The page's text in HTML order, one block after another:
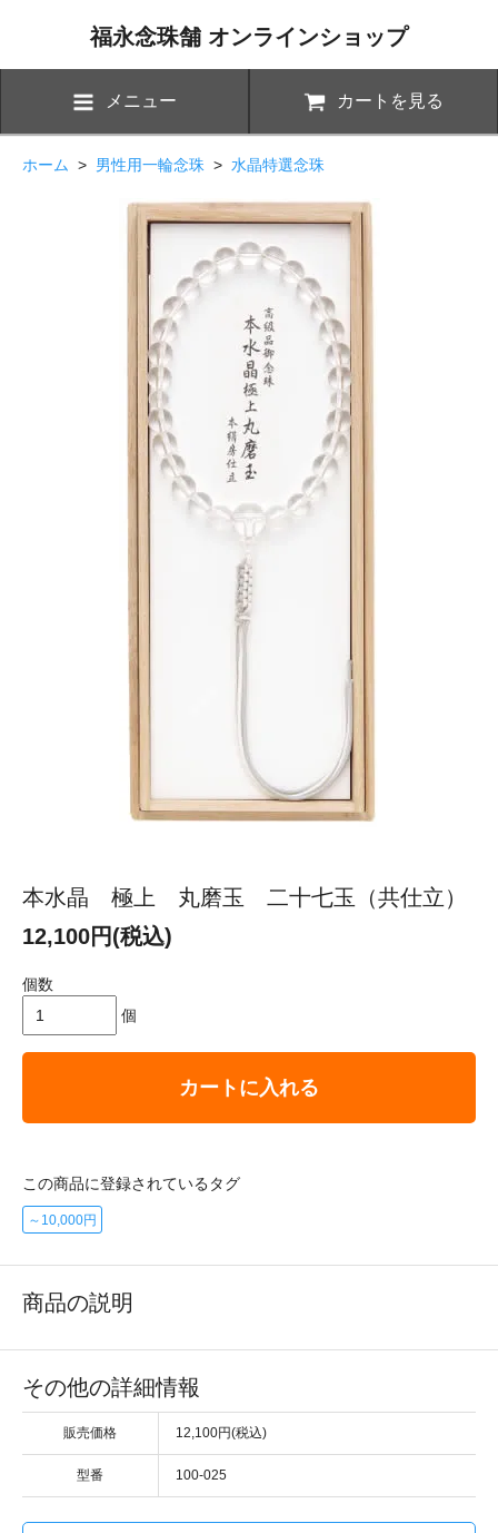
福永念珠舗 オンラインショップ
メニュー カートを見る
ホーム > 男性用一輪念珠 > 水晶特選念珠
本水晶 極上 丸磨玉 二十七玉（共仕立）
12,100円(税込)
個数
個
カートに入れる
この商品に登録されているタグ
～10,000円
商品の説明
その他の詳細情報
販売価格 12,100円(税込)
型番 100-025